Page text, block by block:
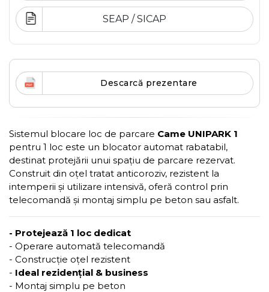
SEAP / SICAP
Descarcă prezentare
Sistemul blocare loc de parcare Came UNIPARK 1
pentru 1 loc este un blocator automat rabatabil,
destinat protejării unui spațiu de parcare rezervat.
Construit din oțel tratat anticoroziv, rezistent la
intemperii și utilizare intensivă, oferă control prin
telecomandă și montaj simplu pe beton sau asfalt.
- Protejează 1 loc dedicat
- Operare automată telecomandă
- Construcție oțel rezistent
- Ideal rezidențial & business
- Montaj simplu pe beton